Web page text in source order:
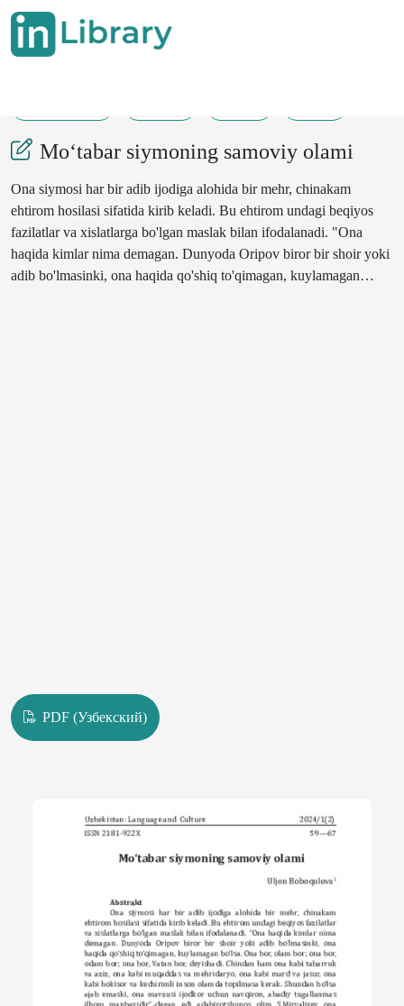
Mo‘tabar siymoning samoviy olami
Ona siymosi har bir adib ijodiga alohida bir mehr, chinakam
ehtirom hosilasi sifatida kirib keladi. Bu ehtirom undagi beqiyos
fazilatlar va xislatlarga bo'lgan maslak bilan ifodalanadi. "Ona
haqida kimlar nima demagan. Dunyoda Oripov biror bir shoir yoki
adib bo'lmasinki, ona haqida qo'shiq to'qimagan, kuylamagan
PDF (Узбекский)